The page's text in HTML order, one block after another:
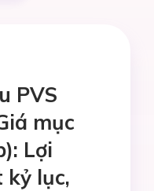
PVS
mục
Lợi
kỷ lục,